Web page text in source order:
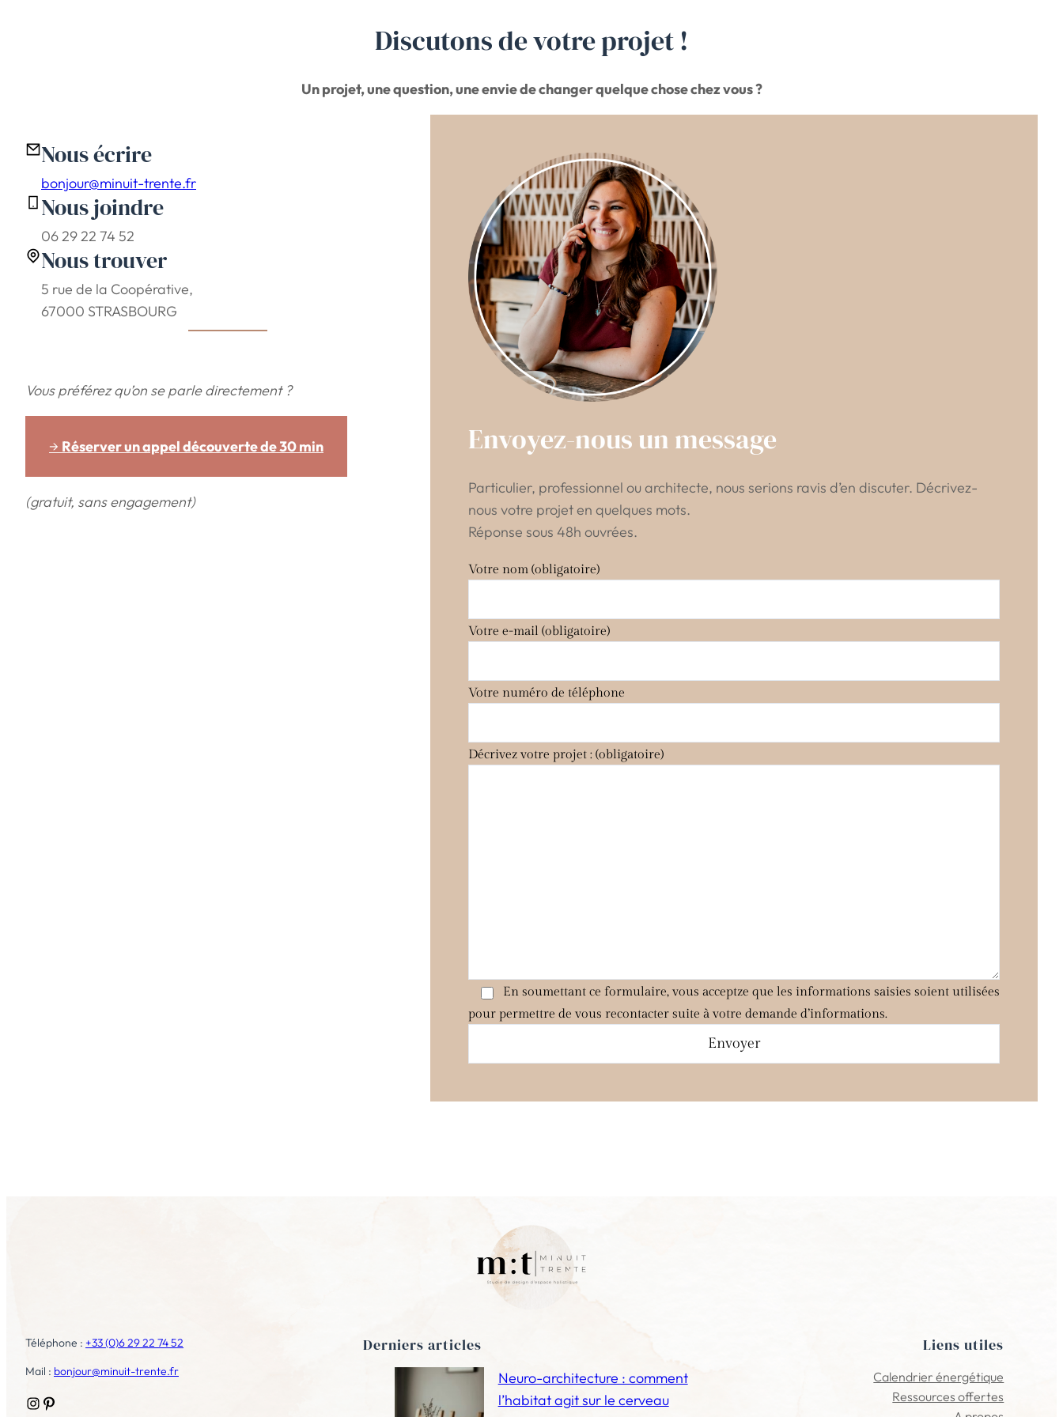
Discutons de votre projet !
Un projet, une question, une envie de changer quelque chose chez vous ?
Nous écrire
bonjour@minuit-trente.fr
Nous joindre
06 29 22 74 52
Nous trouver
5 rue de la Coopérative,
67000 STRASBOURG
Vous préférez qu’on se parle directement ?
→ Réserver un appel découverte de 30 min
(gratuit, sans engagement)
Envoyez-nous un message
Particulier, professionnel ou architecte, nous serions ravis d’en discuter. Décrivez-
nous votre projet en quelques mots.
Réponse sous 48h ouvrées.
Votre nom (obligatoire)
Votre e-mail (obligatoire)
Votre numéro de téléphone
Décrivez votre projet : (obligatoire)
En soumettant ce formulaire, vous acceptze que les informations saisies soient utilisées
pour permettre de vous recontacter suite à votre demande d’informations.
Téléphone : +33 (0)6 29 22 74 52
Mail : bonjour@minuit-trente.fr
Instagram Pinterest
Derniers articles
Neuro-architecture : comment
l’habitat agit sur le cerveau
Liens utiles
Calendrier énergétique
Ressources offertes